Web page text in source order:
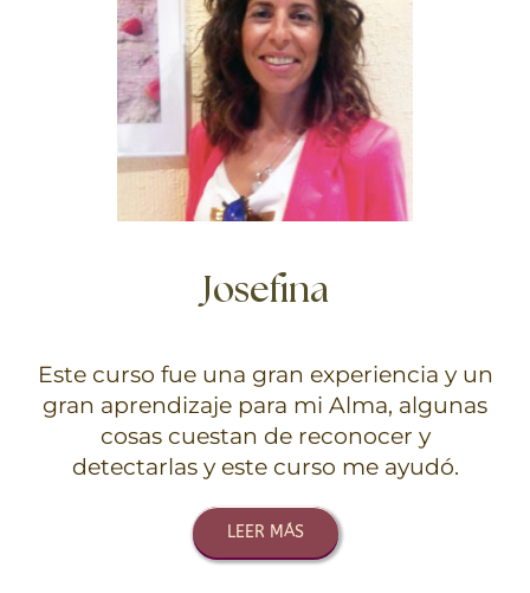
Josefina
Este curso fue una gran experiencia y un
gran aprendizaje para mi Alma, algunas
cosas cuestan de reconocer y
detectarlas y este curso me ayudó.
LEER MÁS